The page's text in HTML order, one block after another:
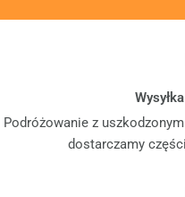
Podróżowanie z
dostarczamy